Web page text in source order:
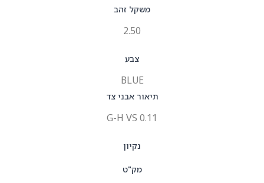
משקל זהב
2.50
צבע
BLUE
תיאור אבני צד
0.11 G-H VS
נקיון
מק"ט